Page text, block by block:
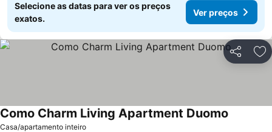
Selecione as datas para ver os preços
exatos.
Ver preços
Partilhar
Casa/apartamento inteiro
Como Charm Living Apartment Duomo